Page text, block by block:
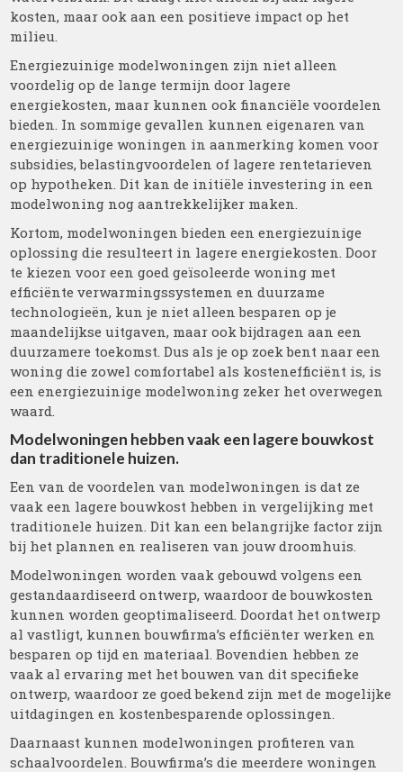
kosten, maar ook aan een positieve impact op het
milieu.
Energiezuinige modelwoningen zijn niet alleen
voordelig op de lange termijn door lagere
energiekosten, maar kunnen ook financiële voordelen
bieden. In sommige gevallen kunnen eigenaren van
energiezuinige woningen in aanmerking komen voor
subsidies, belastingvoordelen of lagere rentetarieven
op hypotheken. Dit kan de initiële investering in een
modelwoning nog aantrekkelijker maken.
Kortom, modelwoningen bieden een energiezuinige
oplossing die resulteert in lagere energiekosten. Door
te kiezen voor een goed geïsoleerde woning met
efficiënte verwarmingssystemen en duurzame
technologieën, kun je niet alleen besparen op je
maandelijkse uitgaven, maar ook bijdragen aan een
duurzamere toekomst. Dus als je op zoek bent naar een
woning die zowel comfortabel als kostenefficiënt is, is
een energiezuinige modelwoning zeker het overwegen
waard.
Modelwoningen hebben vaak een lagere bouwkost
dan traditionele huizen.
Een van de voordelen van modelwoningen is dat ze
vaak een lagere bouwkost hebben in vergelijking met
traditionele huizen. Dit kan een belangrijke factor zijn
bij het plannen en realiseren van jouw droomhuis.
Modelwoningen worden vaak gebouwd volgens een
gestandaardiseerd ontwerp, waardoor de bouwkosten
kunnen worden geoptimaliseerd. Doordat het ontwerp
al vastligt, kunnen bouwfirma’s efficiënter werken en
besparen op tijd en materiaal. Bovendien hebben ze
vaak al ervaring met het bouwen van dit specifieke
ontwerp, waardoor ze goed bekend zijn met de mogelijke
uitdagingen en kostenbesparende oplossingen.
Daarnaast kunnen modelwoningen profiteren van
schaalvoordelen. Bouwfirma’s die meerdere woningen